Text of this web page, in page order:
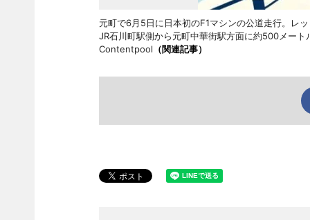
元町で6月5日に日本初のF1マシンの公道走行。レ
JR石川町駅側から元町中華街駅方面に約500メー
Contentpool （関連記事）